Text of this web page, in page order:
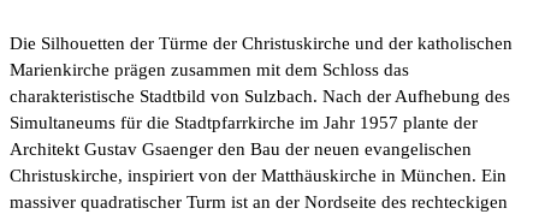
Die Silhouetten der Türme der Christuskirche und der katholischen
Marienkirche prägen zusammen mit dem Schloss das
charakteristische Stadtbild von Sulzbach. Nach der Aufhebung des
Simultaneums für die Stadtpfarrkirche im Jahr 1957 plante der
Architekt Gustav Gsaenger den Bau der neuen evangelischen
Christuskirche, inspiriert von der Matthäuskirche in München. Ein
massiver quadratischer Turm ist an der Nordseite des rechteckigen